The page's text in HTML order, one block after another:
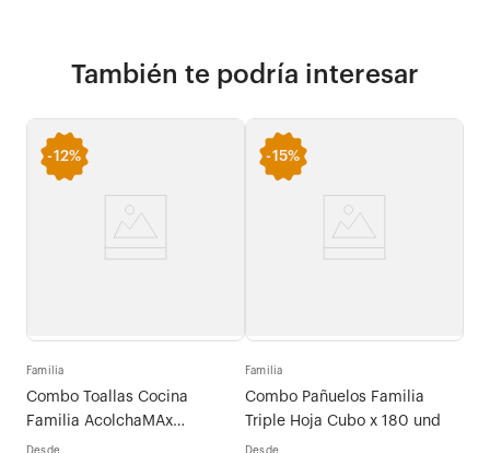
También te podría interesar
-12%
Familia
Combo Toallas Cocina
Familia AcolchaMAx
Megarollo Decoradas 2 rollos
Desde
-15%
Familia
Combo Pañuelos Familia
Triple Hoja Cubo x 180 und
Desde